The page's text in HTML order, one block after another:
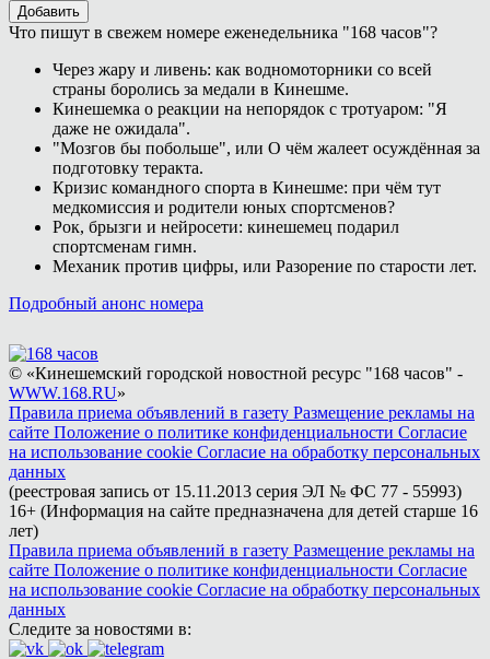
Добавить
Что пишут в свежем номере еженедельника "168 часов"?
Через жару и ливень: как водномоторники со всей
страны боролись за медали в Кинешме.
Кинешемка о реакции на непорядок с тротуаром: "Я
даже не ожидала".
"Мозгов бы побольше", или О чём жалеет осуждённая за
подготовку теракта.
Кризис командного спорта в Кинешме: при чём тут
медкомиссия и родители юных спортсменов?
Рок, брызги и нейросети: кинешемец подарил
спортсменам гимн.
Механик против цифры, или Разорение по старости лет.
Подробный анонс номера
© «Кинешемский городской новостной ресурс "168 часов" -
WWW.168.RU»
Правила приема объявлений в газету Размещение рекламы на
сайте Положение о политике конфиденциальности Согласие
на использование cookie Согласие на обработку персональных
данных
(реестровая запись от 15.11.2013 серия ЭЛ № ФС 77 - 55993)
16+ (Информация на сайте предназначена для детей старше 16
лет)
Правила приема объявлений в газету Размещение рекламы на
сайте Положение о политике конфиденциальности Согласие
на использование cookie Согласие на обработку персональных
данных
Следите за новостями в: